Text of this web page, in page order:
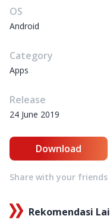
OS
Android
Category
Apps
Release
24 June 2019
Download
Share with your friends
Rekomendasi